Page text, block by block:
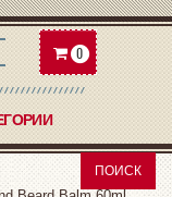
0
ПОИСК